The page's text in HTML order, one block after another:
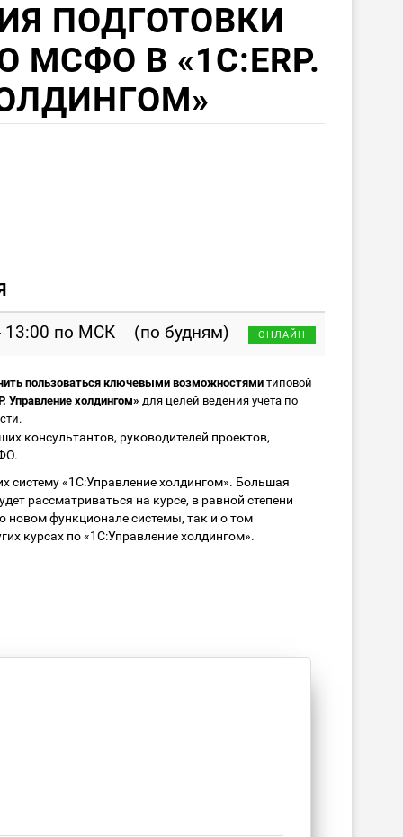
ПОДГОТОВКИ
МСФО В «1С:ERP.
13:00 по МСК (по будням) ОНЛАЙН
пользоваться ключевыми возможностямитиповой
Управление холдингом» для целей ведения учета по
консультантов, руководителей проектов,
систему «1С:Управление холдингом». Большая
рассматриваться на курсе, в равной степени
новом функционале системы, так и о том
курсах по «1С:Управление холдингом».